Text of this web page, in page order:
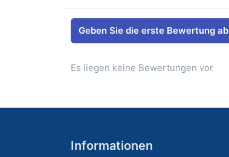
Geben Sie die erste Bewertung ab
Es liegen keine Bewertungen vor
Informationen